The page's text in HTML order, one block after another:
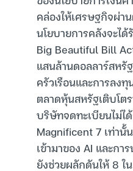
คล่องให้เศรษฐกิจผ่า
นโยบายการคลังจะไ
Big Beautiful Bill
แสนล้านดอลลาร์สหรั
ครัวเรือนและการลง
ตลาดหุ้นสหรัฐเติบโต
บริษัทจดทะเบียนไม่ไ
Magnificent 7 เท่านั้
เข้ามาของ AI และกา
ยังช่วยผลักดันให้ 8 ใ